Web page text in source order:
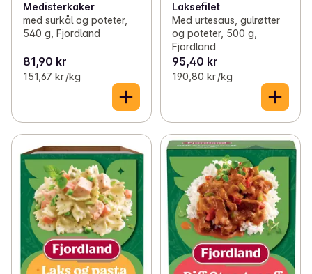
Medisterkaker
med surkål og poteter,
540 g, Fjordland
81,90 kr
151,67 kr /kg
Laksefilet
Med urtesaus, gulrøtter
og poteter, 500 g,
Fjordland
95,40 kr
190,80 kr /kg